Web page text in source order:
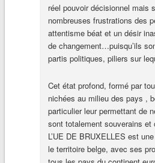
réel pouvoir décisionnel mais
nombreuses frustrations des
attentisme béat et un désir
de changement…puisqu’ils
partis politiques, piliers sur
Cet état profond, formé par
nichées au milieu des pays ,
particulier leur permettant de
sont totalement souverains et
L’UE DE BRUXELLES est
le territoire belge, avec ses